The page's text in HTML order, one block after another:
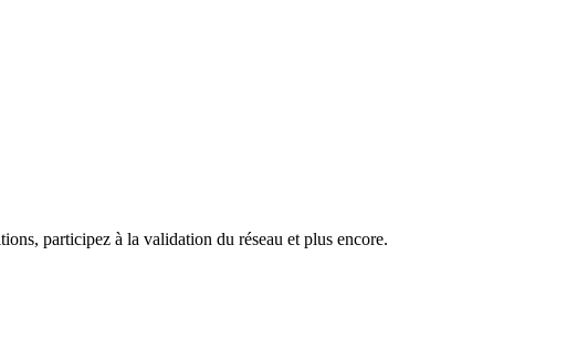
participez à la validation du réseau et plus encore.